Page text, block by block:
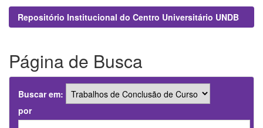
Repositório Institucional do Centro Universitário UNDB
Página de Busca
Buscar em:
por